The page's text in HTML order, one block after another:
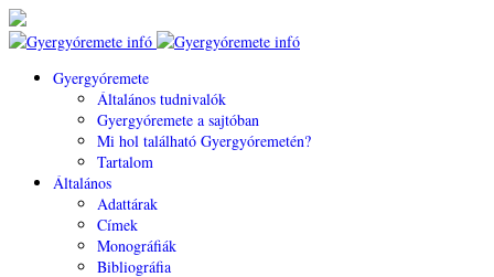
Gyergyóremete
Általános tudnivalók
Gyergyóremete a sajtóban
Mi hol található Gyergyóremetén?
Tartalom
Általános
Adattárak
Címek
Monográfiák
Bibliográfia